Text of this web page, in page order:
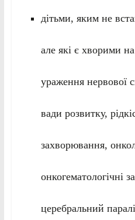
дітьми, яким не
але які є хворими
ураження нервової
вади розвитку,
захворювання,
онкогематологічні
церебральний